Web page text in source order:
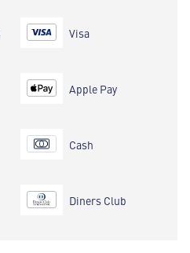
Visa
Apple Pay
Cash
Diners Club